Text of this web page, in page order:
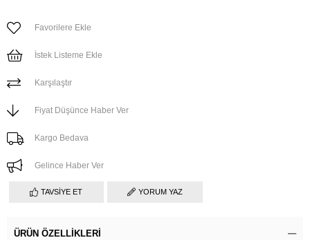
Favorilere Ekle
İstek Listeme Ekle
Karşılaştır
Fiyat Düşünce Haber Ver
Kargo Bedava
Gelince Haber Ver
TAVSIYE ET YORUM YAZ
ÜRÜN ÖZELLIKLERI